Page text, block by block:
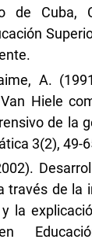
de Cuba,
A.
Hiele
de la
3(2), 49-
través de la
la